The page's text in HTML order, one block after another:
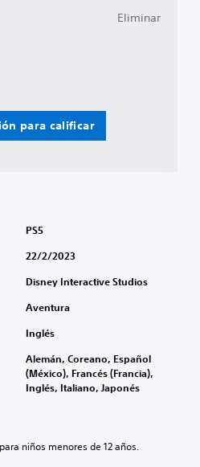
para calificar
Eliminar
PS5
22/2/2023
Disney Interactive Studios
Aventura
Inglés
Alemán, Coreano, Español
(México), Francés (Francia),
Inglés, Italiano, Japonés
niños menores de 12 años.